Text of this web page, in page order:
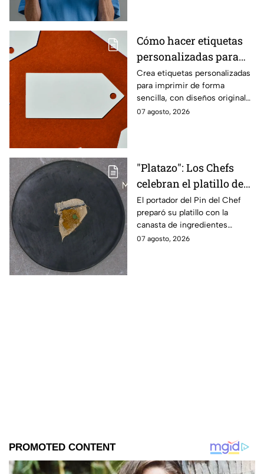
Cómo hacer etiquetas
personalizadas para
imprimir
Crea etiquetas personalizadas
para imprimir de forma
sencilla, con diseños originales
y detalles adaptados a tus
07 agosto, 2026
"Platazo": Los Chefs
celebran el platillo de
Lancer en la gala de
salvación de
MasterChef 24/7
El portador del Pin del Chef
preparó su platillo con la
canasta de ingredientes
exóticos que contenía erizo de
07 agosto, 2026